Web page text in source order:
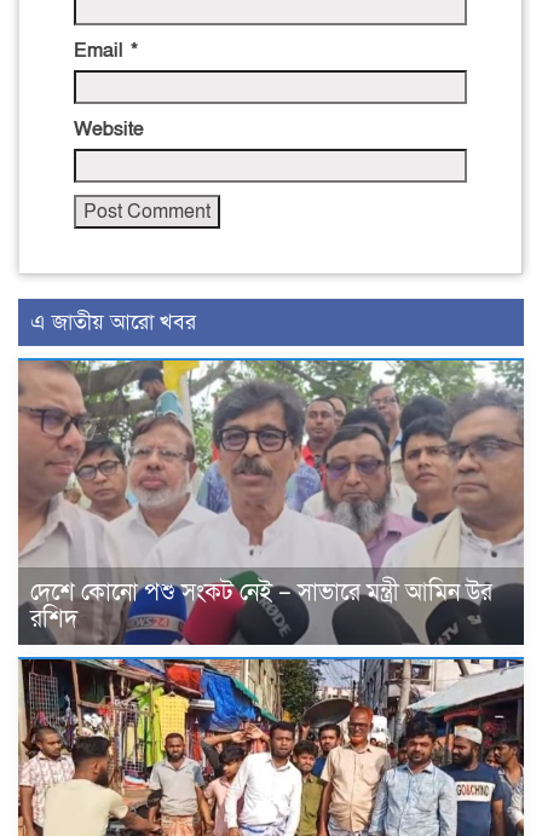
Email *
Website
এ জাতীয় আরো খবর
দেশে কোনো পশু সংকট নেই – সাভারে মন্ত্রী আমিন উর
রশিদ